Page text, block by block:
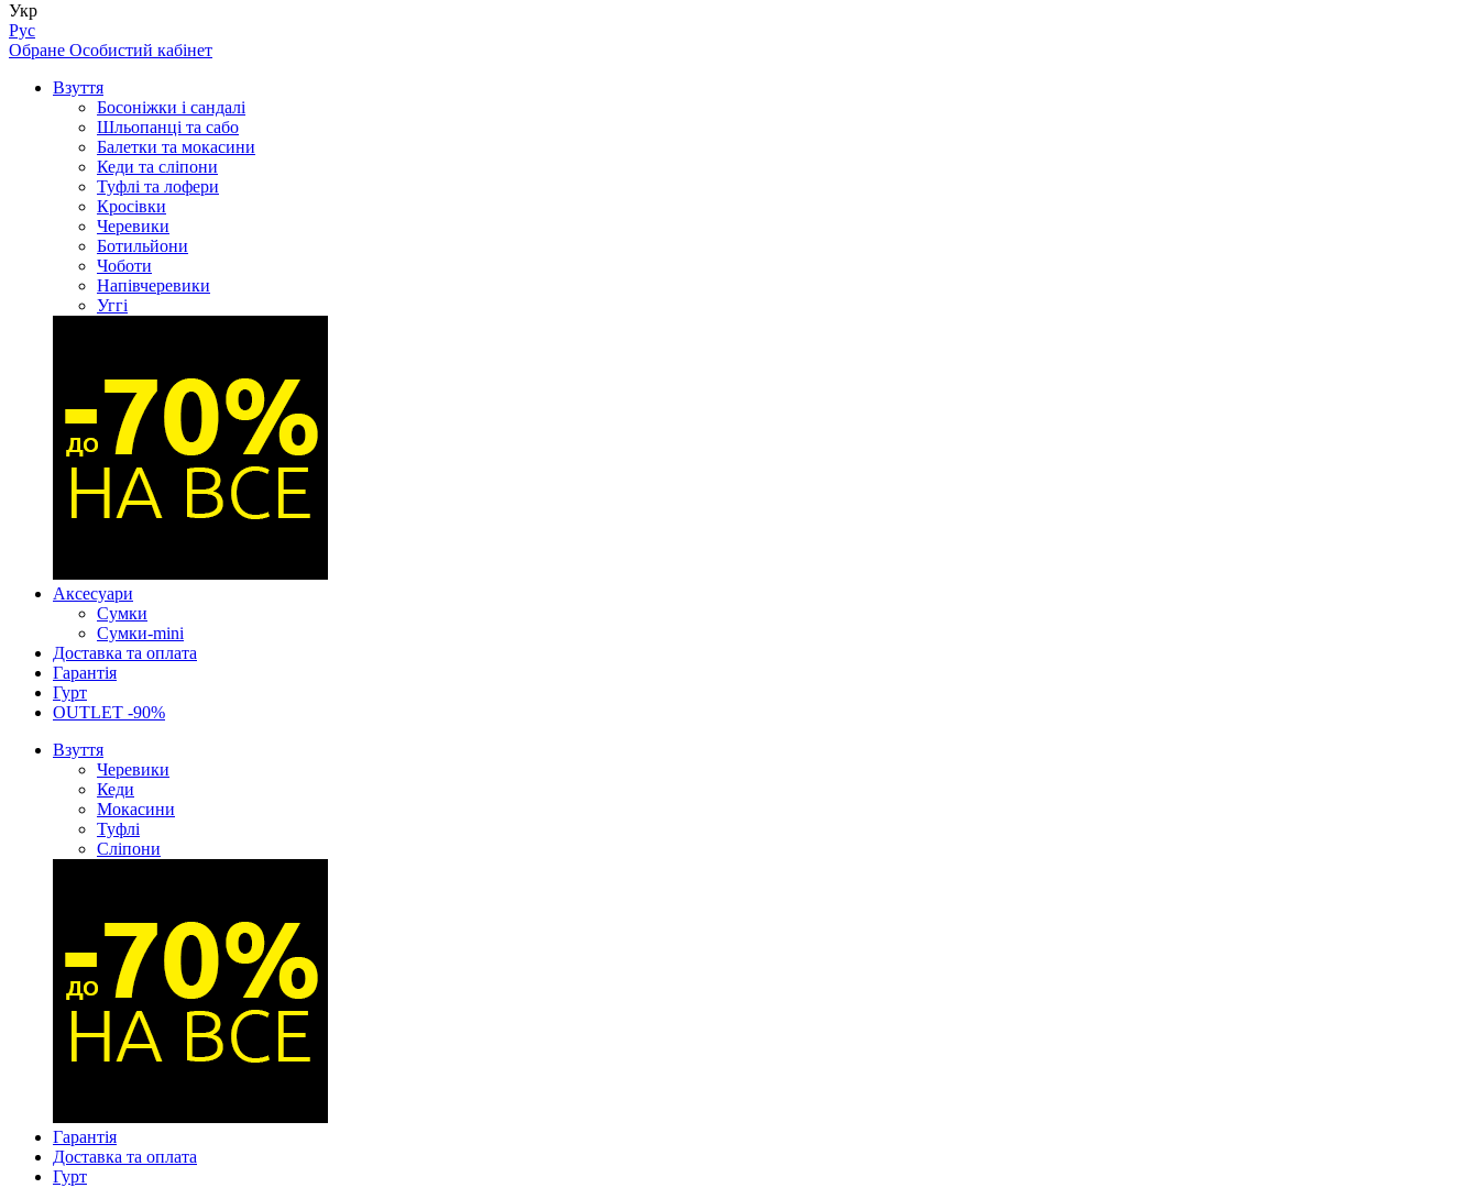
Укр
Рус
Обране Особистий кабінет
Взуття
Босоніжки і сандалі
Шльопанці та сабо
Балетки та мокасини
Кеди та сліпони
Туфлі та лофери
Кросівки
Черевики
Ботильйони
Чоботи
Напівчеревики
Уггі
Аксесуари
Сумки
Сумки-mini
Доставка та оплата
Гарантія
Гурт
OUTLET -90%
Взуття
Черевики
Кеди
Мокасини
Туфлі
Сліпони
Гарантія
Доставка та оплата
Гурт